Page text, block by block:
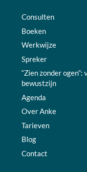
Consulten
Boeken
Werkwijze
Spreker
“Zien zonder
bewustzijn
Agenda
Over Anke
Tarieven
Blog
Contact